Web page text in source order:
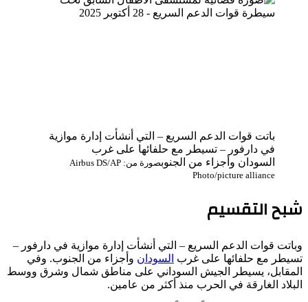
باتت قوات الدعم السريع – التي أنشأت إدارة موازية
في دارفور – تسيطر مع حلفائها على غرب
السودان وأجزاء من الجنوب
صورة من: Airbus DS/AP
Photo/picture alliance
شبح التقسيم
وباتت قوات الدعم السريع – التي أنشأت إدارة موازية في دارفور –
تسيطر مع حلفائها على غرب السودان وأجزاء من الجنوب. وفي
المقابل، يسيطر الجيش السوداني على مناطق شمال وشرق ووسط
البلاد الغارقة في الحرب منذ أكثر من عامين.